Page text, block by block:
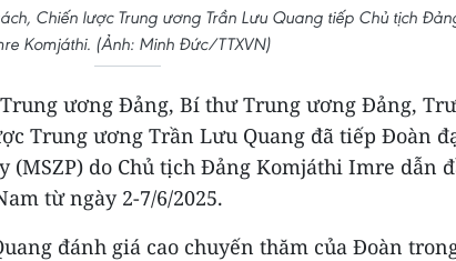
Chiến lược Trung ương Trần Lưu Quang tiếp Chủ tịch
Komjáthi. (Ảnh: Minh Đức/TTXVN)
ương Đảng, Bí thư Trung ương Đảng,
Trung ương Trần Lưu Quang đã tiếp Đoàn
(MSZP) do Chủ tịch Đảng Komjáthi Imre dẫn
từ ngày 2-7/6/2025.
đánh giá cao chuyến thăm của Đoàn